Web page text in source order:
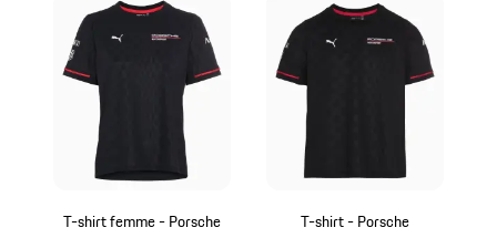
T-shirt femme - Porsche
T-shirt - Porsche